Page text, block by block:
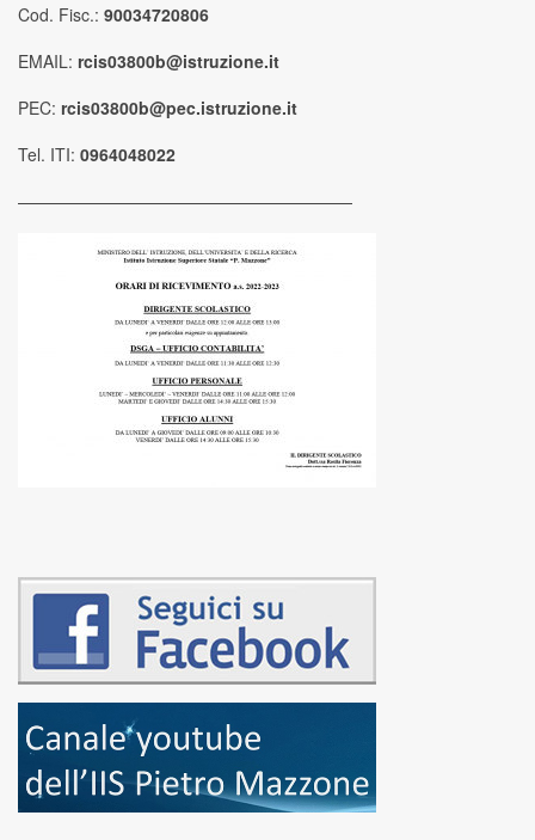
Cod. Fisc.: 90034720806
EMAIL: rcis03800b@istruzione.it
PEC: rcis03800b@pec.istruzione.it
Tel. ITI: 0964048022
————————————————————